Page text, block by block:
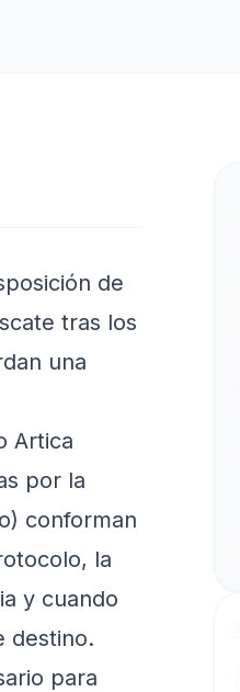
de
tras los
una
Artica
por la
conforman
la
y cuando
destino.
para